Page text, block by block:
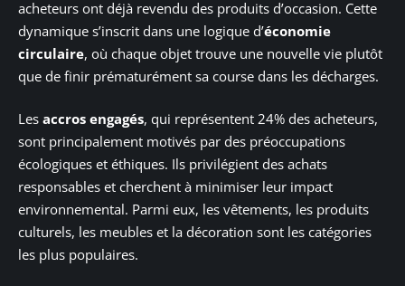
acheteurs ont déjà revendu des produits d’occasion. Cette
dynamique s’inscrit dans une logique d’économie
circulaire, où chaque objet trouve une nouvelle vie plutôt
que de finir prématurément sa course dans les décharges.
Les accros engagés, qui représentent 24% des acheteurs,
sont principalement motivés par des préoccupations
écologiques et éthiques. Ils privilégient des achats
responsables et cherchent à minimiser leur impact
environnemental. Parmi eux, les vêtements, les produits
culturels, les meubles et la décoration sont les catégories
les plus populaires.